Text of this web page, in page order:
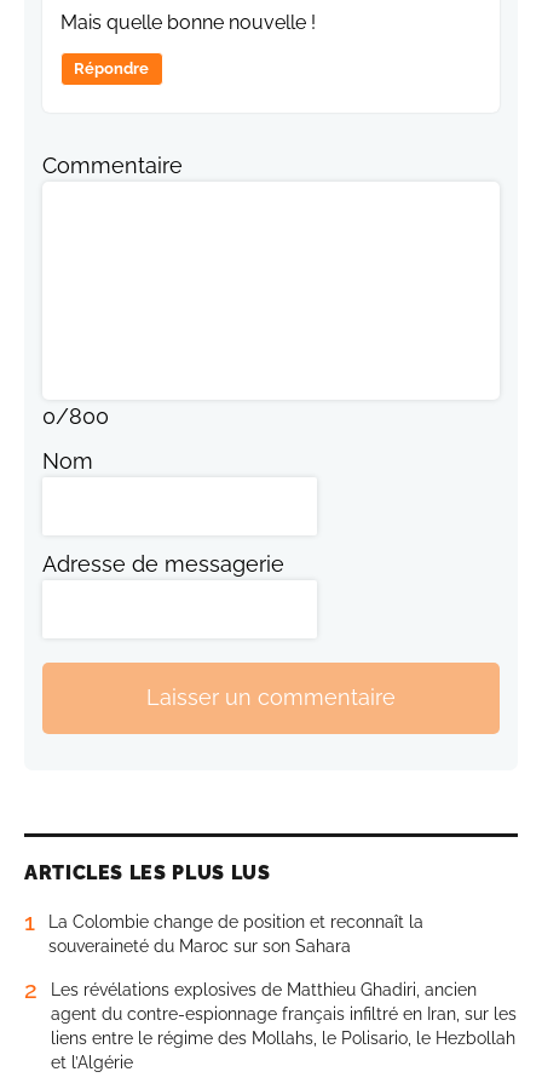
Mais quelle bonne nouvelle !
Répondre
Commentaire
0/800
Nom
Adresse de messagerie
Laisser un commentaire
ARTICLES LES PLUS LUS
1
La Colombie change de position et reconnaît la
souveraineté du Maroc sur son Sahara
2
Les révélations explosives de Matthieu Ghadiri, ancien
agent du contre-espionnage français infiltré en Iran, sur les
liens entre le régime des Mollahs, le Polisario, le Hezbollah
et l’Algérie